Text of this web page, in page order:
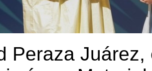
Peraza